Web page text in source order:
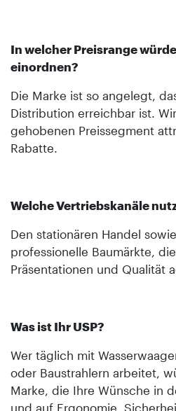
In welcher Preisrange
einordnen?
Die Marke ist so angelegt,
Distribution erreichbar ist.
gehobenen Preissegment
Rabatte.
Welche Vertriebskanäle
Den stationären Handel
professionelle Baumärkte,
Präsentationen und Qualität
Was ist Ihr USP?
Wer täglich mit
oder Baustrahlern arbeitet,
Marke, die Ihre Wünsche in
und auf Ergonomie,